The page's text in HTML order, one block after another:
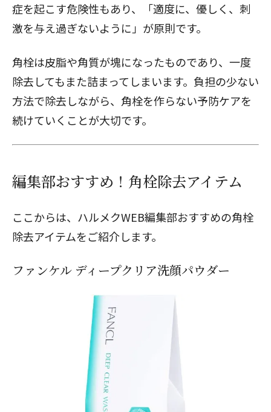
症を起こす危険性もあり、「適度に、優しく、刺
激を与え過ぎないように」が原則です。
角栓は皮脂や角質が塊になったものであり、一度
除去してもまた詰まってしまいます。負担の少ない
方法で除去しながら、角栓を作らない予防ケアを
続けていくことが大切です。
編集部おすすめ！角栓除去アイテム
ここからは、ハルメクWEB編集部おすすめの角栓
除去アイテムをご紹介します。
ファンケル ディープクリア洗顔パウダー